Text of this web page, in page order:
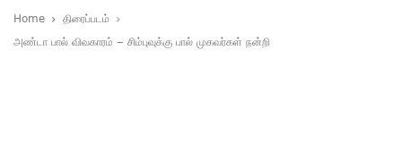
Home
திரைப்படம்
அண்டா பால் விவகாரம் – சிம்புவுக்கு பால் முகவர்கள் நன்றி